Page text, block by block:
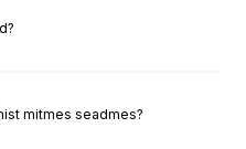
mitmes seadmes?